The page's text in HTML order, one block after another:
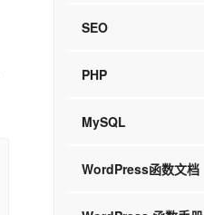
SEO
PHP
MySQL
WordPress函数文档